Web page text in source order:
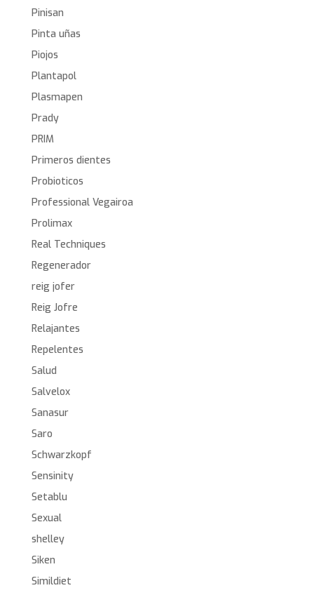
Pinisan
Pinta uñas
Piojos
Plantapol
Plasmapen
Prady
PRIM
Primeros dientes
Probioticos
Professional Vegairoa
Prolimax
Real Techniques
Regenerador
reig jofer
Reig Jofre
Relajantes
Repelentes
Salud
Salvelox
Sanasur
Saro
Schwarzkopf
Sensinity
Setablu
Sexual
shelley
Siken
Simildiet